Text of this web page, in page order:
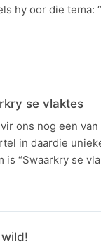
hy oor die tema:
se vlaktes
ons nog een
in daardie
is “Swaarkry se